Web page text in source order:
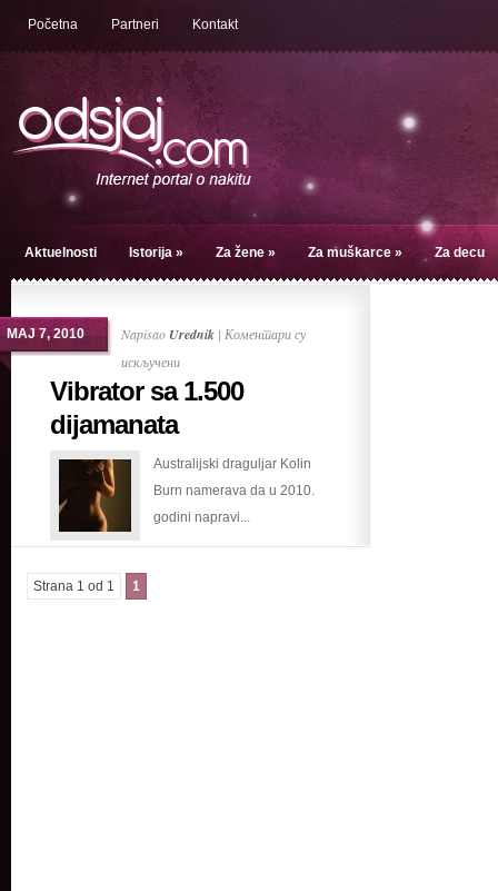
Početna Partneri Kontakt
Aktuelnosti Istorija » Za žene » Za muškarce » Za decu
МАЈ 7, 2010 Napisao Urednik | Коментари су
искљученина
Vibrator
dijamanata
Vibrator sa 1.500
dijamanata
Australijski draguljar Kolin
Burn namerava da u 2010.
godini napravi...
Strana 1 od 1 1